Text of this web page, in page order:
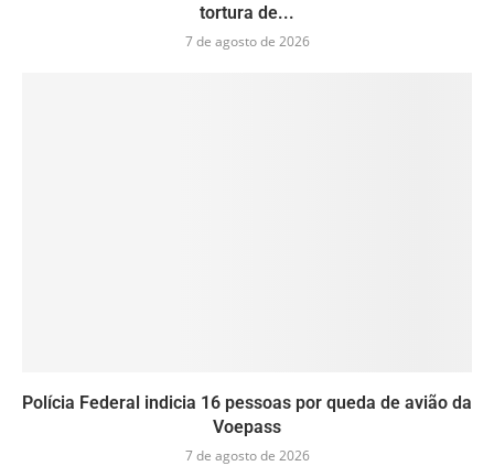
tortura de...
7 de agosto de 2026
Polícia Federal indicia 16 pessoas por queda de avião da
Voepass
7 de agosto de 2026